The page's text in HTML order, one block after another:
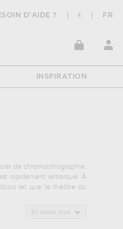
D'AIDE ? € FR
INSPIRATION
de chromolithographie.
rapidement remarqué. À
tel que le théâtre du
En savoir plus